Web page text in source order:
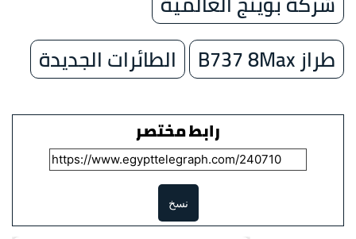
طراز B737 8Max
الطائرات الجديدة
رابط مختصر
نسخ